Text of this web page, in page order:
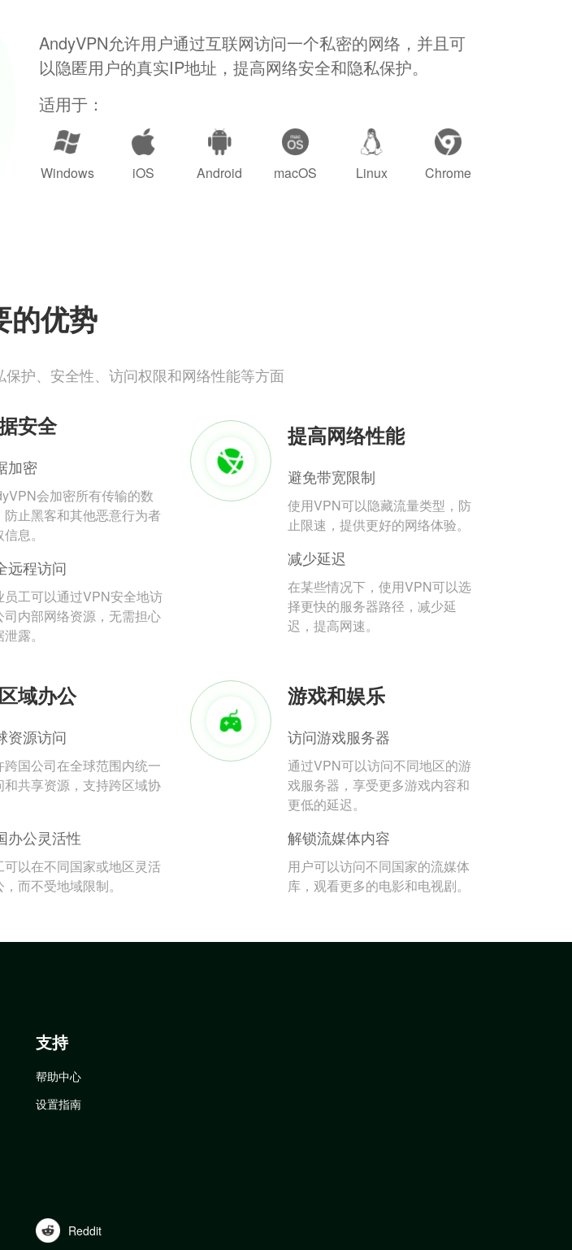
AndyVPN允许用户通过互联网访问一个私密的网络，并且可
以隐匿用户的真实IP地址，提高网络安全和隐私保护。
适用于：
Windows iOS Android macOS Linux Chrome
的优势
护、安全性、访问权限和网络性能等方面
安全
加密
会加密所有传输的数
防止黑客和其他恶意行为者
息。
远程访问
员工可以通过VPN安全地访
司内部网络资源，无需担心
露。
提高网络性能
避免带宽限制
使用VPN可以隐藏流量类型，防
止限速，提供更好的网络体验。
减少延迟
在某些情况下，使用VPN可以选
择更快的服务器路径，减少延
迟，提高网速。
域办公
资源访问
跨国公司在全球范围内统一
和共享资源，支持跨区域协
办公灵活性
可以在不同国家或地区灵活
，而不受地域限制。
游戏和娱乐
访问游戏服务器
通过VPN可以访问不同地区的游
戏服务器，享受更多游戏内容和
更低的延迟。
解锁流媒体内容
用户可以访问不同国家的流媒体
库，观看更多的电影和电视剧。
支持
帮助中心
设置指南
Reddit